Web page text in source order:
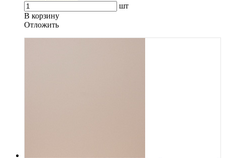
шт
В корзину
Oтложить